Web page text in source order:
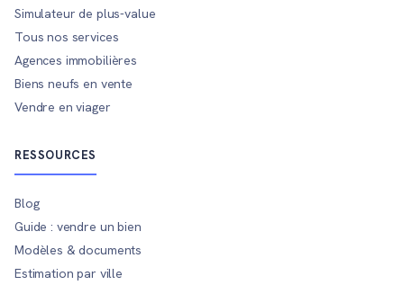
Simulateur de plus-value
Tous nos services
Agences immobilières
Biens neufs en vente
Vendre en viager
RESSOURCES
Blog
Guide : vendre un bien
Modèles & documents
Estimation par ville